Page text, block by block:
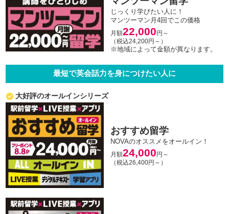
じっくり学びたい人に！
マンツーマン月4回でこの価格
月額22,000 円～
（税込24,200円～）
※地域によって金額が異なります。
最短で英会話力を身につけたい人に
大好評のオールインシリーズ
おすすめ留学
NOVAのオススメをオールイン！
月額24,000 円～
（税込26,400円～）